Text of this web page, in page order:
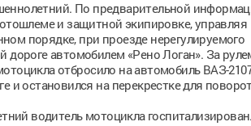
По предварительной
и защитной экипировке, управляя
порядке, при проезде нерегулируемого
дороге автомобилем «Рено Логан». За
отбросило на автомобиль ВАЗ-
и остановился на перекрестке для
водитель мотоцикла госпитализирован.